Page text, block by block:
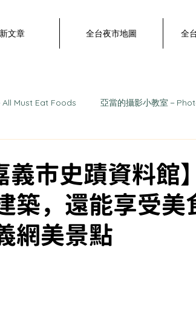
文章 全台夜市地圖 全
All Must Eat Foods 亞當的攝影小教室－
中部夜市 南部夜市 東部夜市
義市史蹟資料館
築，還能享受美
網美景點